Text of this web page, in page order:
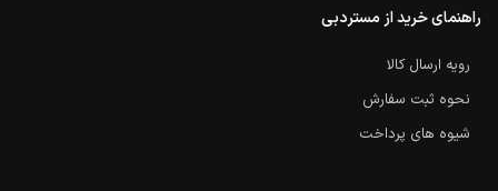
راهنمای خرید از مستردبی
رویه ارسال کالا
نحوه ثبت سفارش
شیوه های پرداخت